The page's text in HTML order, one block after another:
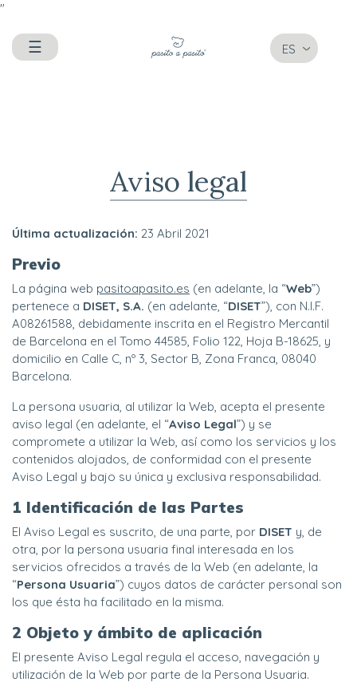
"
☰ ES
Aviso legal
Última actualización: 23 Abril 2021
Previo
La página web pasitoapasito.es (en adelante, la “Web”)
pertenece a DISET, S.A. (en adelante, “DISET”), con N.I.F.
A08261588, debidamente inscrita en el Registro Mercantil
de Barcelona en el Tomo 44585, Folio 122, Hoja B-18625, y
domicilio en Calle C, nº 3, Sector B, Zona Franca, 08040
Barcelona.
La persona usuaria, al utilizar la Web, acepta el presente
aviso legal (en adelante, el “Aviso Legal”) y se
compromete a utilizar la Web, así como los servicios y los
contenidos alojados, de conformidad con el presente
Aviso Legal y bajo su única y exclusiva responsabilidad.
1 Identificación de las Partes
El Aviso Legal es suscrito, de una parte, por DISET y, de
otra, por la persona usuaria final interesada en los
servicios ofrecidos a través de la Web (en adelante, la
“Persona Usuaria”) cuyos datos de carácter personal son
los que ésta ha facilitado en la misma.
2 Objeto y ámbito de aplicación
El presente Aviso Legal regula el acceso, navegación y
utilización de la Web por parte de la Persona Usuaria.